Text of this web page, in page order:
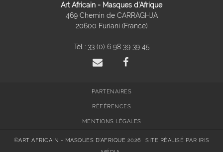
Art Africain - Masques d'Afrique
469 Chemin de CARRAGHJA
20600 Furiani (France)
Tél : 33 (0) 6 98 39 39 45
PARTENAIRES
RÉFÉRENCES
MENTIONS LÉGALES
©ART AFRICAIN - MASQUES D'AFRIQUE 2026
SITE RÉALISÉ PAR IRIS